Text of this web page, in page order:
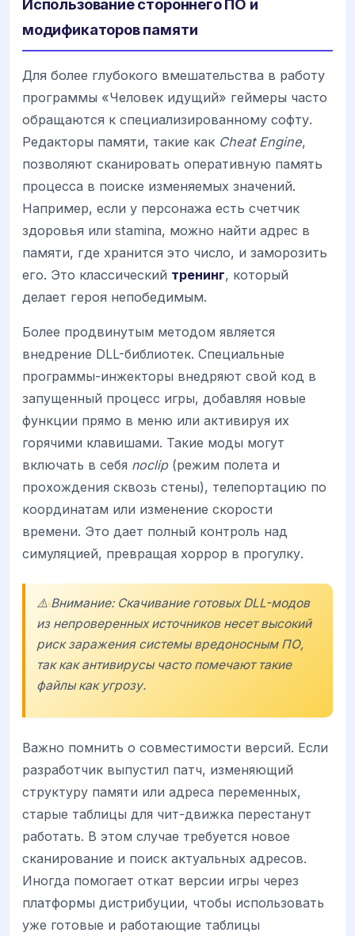
Использование стороннего ПО и
модификаторов памяти
Для более глубокого вмешательства в работу
программы «Человек идущий» геймеры часто
обращаются к специализированному софту.
Редакторы памяти, такие как Cheat Engine,
позволяют сканировать оперативную память
процесса в поиске изменяемых значений.
Например, если у персонажа есть счетчик
здоровья или stamina, можно найти адрес в
памяти, где хранится это число, и заморозить
его. Это классический тренинг, который
делает героя непобедимым.
Более продвинутым методом является
внедрение DLL-библиотек. Специальные
программы-инжекторы внедряют свой код в
запущенный процесс игры, добавляя новые
функции прямо в меню или активируя их
горячими клавишами. Такие моды могут
включать в себя noclip(режим полета и
прохождения сквозь стены), телепортацию по
координатам или изменение скорости
времени. Это дает полный контроль над
симуляцией, превращая хоррор в прогулку.
⚠️ Внимание: Скачивание готовых DLL-модов
из непроверенных источников несет высокий
риск заражения системы вредоносным ПО,
так как антивирусы часто помечают такие
файлы как угрозу.
Важно помнить о совместимости версий. Если
разработчик выпустил патч, изменяющий
структуру памяти или адреса переменных,
старые таблицы для чит-движка перестанут
работать. В этом случае требуется новое
сканирование и поиск актуальных адресов.
Иногда помогает откат версии игры через
платформы дистрибуции, чтобы использовать
уже готовые и работающие таблицы